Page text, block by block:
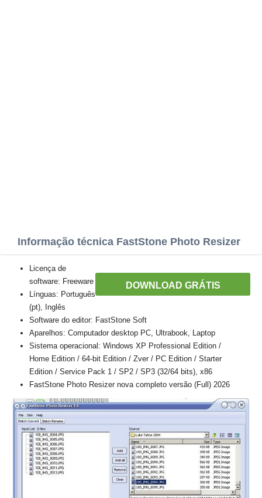
Informação técnica FastStone Photo Resizer
DOWNLOAD GRÁTIS
Licença de
software: Freeware
Línguas: Português
(pt), Inglês
Software do editor: FastStone Soft
Aparelhos: Computador desktop PC, Ultrabook, Laptop
Sistema operacional: Windows XP Professional Edition /
Home Edition / 64-bit Edition / Zver / PC Edition / Starter
Edition / Service Pack 1 / SP2 / SP3 (32/64 bits), x86
FastStone Photo Resizer nova completo versão (Full) 2026